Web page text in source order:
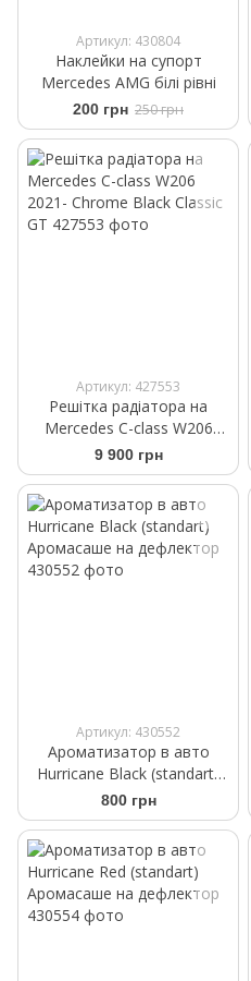
Артикул: 430804
Наклейки на супорт
Mercedes AMG білі рівні
200 грн 250 грн
Артикул: 427553
Решітка радіатора на
Mercedes C-class W206
2021- Chrome Black Classic
GT
9 900 грн
Артикул: 430552
Ароматизатор в авто
Hurricane Black (standart)
Аромасаше на дефлектор
800 грн